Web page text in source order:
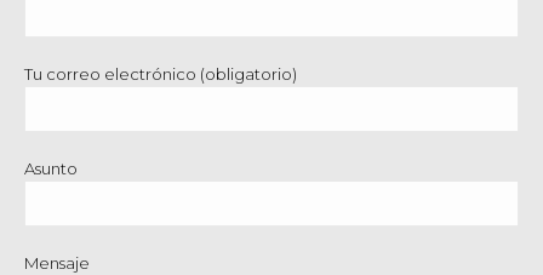
Tu correo electrónico (obligatorio)
Asunto
Mensaje